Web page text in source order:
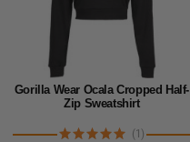
Gorilla Wear Ocala Cropped Half-
Zip Sweatshirt
(1)